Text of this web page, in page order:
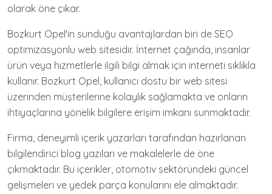
olarak öne çıkar.
Bozkurt Opel'in sunduğu avantajlardan biri de SEO
optimizasyonlu web sitesidir. İnternet çağında, insanlar
ürün veya hizmetlerle ilgili bilgi almak için interneti sıklıkla
kullanır. Bozkurt Opel, kullanıcı dostu bir web sitesi
üzerinden müşterilerine kolaylık sağlamakta ve onların
ihtiyaçlarına yönelik bilgilere erişim imkanı sunmaktadır.
Firma, deneyimli içerik yazarları tarafından hazırlanan
bilgilendirici blog yazıları ve makalelerle de öne
çıkmaktadır. Bu içerikler, otomotiv sektöründeki güncel
gelişmeleri ve yedek parça konularını ele almaktadır.